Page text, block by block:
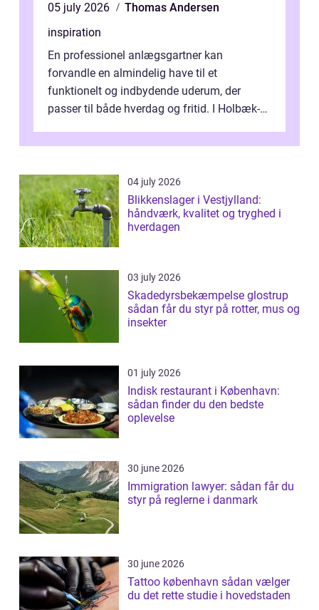
05 july 2026
Thomas Andersen
inspiration
En professionel anlægsgartner kan
forvandle en almindelig have til et
funktionelt og indbydende uderum, der
passer til både hverdag og fritid. I Holbæk-
ønsker mere...
04 july 2026
Blikkenslager i Vestjylland:
håndværk, kvalitet og tryghed i
hverdagen
03 july 2026
Skadedyrsbekæmpelse glostrup
sådan får du styr på rotter, mus og
insekter
01 july 2026
Indisk restaurant i København:
sådan finder du den bedste
oplevelse
30 june 2026
Immigration lawyer: sådan får du
styr på reglerne i danmark
30 june 2026
Tattoo københavn sådan vælger
du det rette studie i hovedstaden